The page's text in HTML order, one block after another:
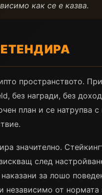
как се е казва.
пространството.
без награди, без
план и се натрупва с
значително.
след
за лошо
независимо от нормата